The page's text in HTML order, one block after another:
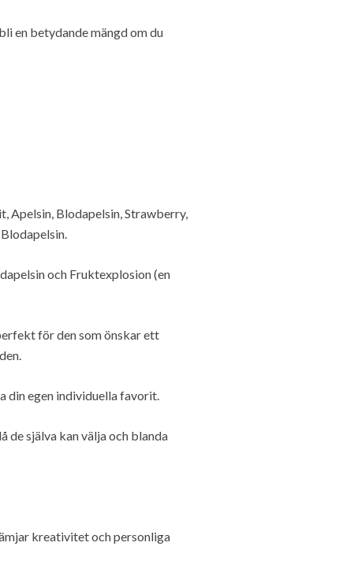
en betydande mängd om du
Apelsin, Blodapelsin, Strawberry,
och Fruktexplosion (en
för den som önskar ett
din egen individuella favorit.
de själva kan välja och blanda
kreativitet och personliga